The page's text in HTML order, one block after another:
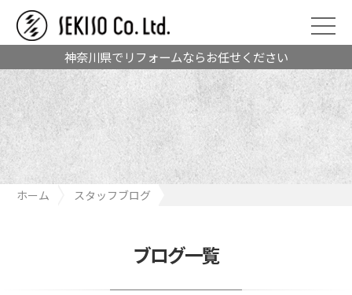
神奈川県でリフォームならお任せください
ホーム
スタッフブログ
ブログ一覧